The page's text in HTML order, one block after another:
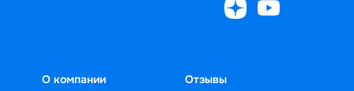
О компании
Отзывы